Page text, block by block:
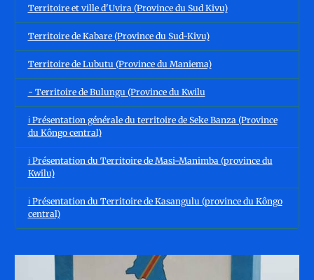
Territoire et ville d'Uvira (Province du Sud Kivu)
Territoire de Kabare (Province du Sud-Kivu)
Territoire de Lubutu (Province du Maniema)
- Territoire de Bulungu (Province du Kwilu
ℹ️ Présentation générale du territoire de Seke Banza (Province
du Kôngo central)
ℹ️ Présentation du Territoire de Masi-Manimba (province du
Kwilu)
ℹ️ Présentation du Territoire de Kasangulu (province du Kôngo
central)